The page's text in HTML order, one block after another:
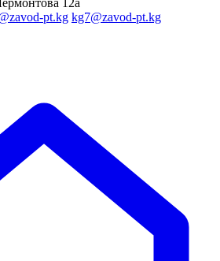
12а
pt.kg kg7@zavod-pt.kg